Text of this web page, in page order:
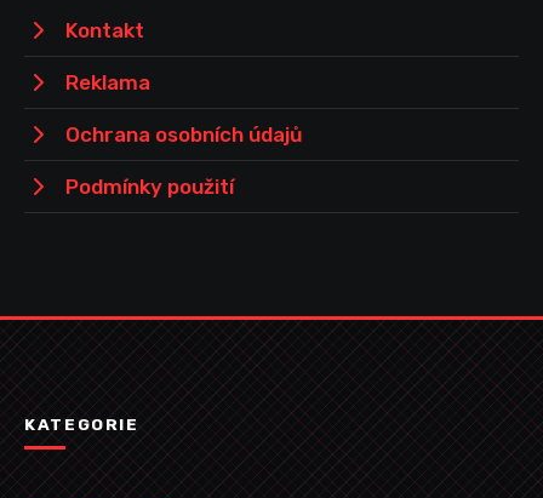
Kontakt
Reklama
Ochrana osobních údajů
Podmínky použití
KATEGORIE